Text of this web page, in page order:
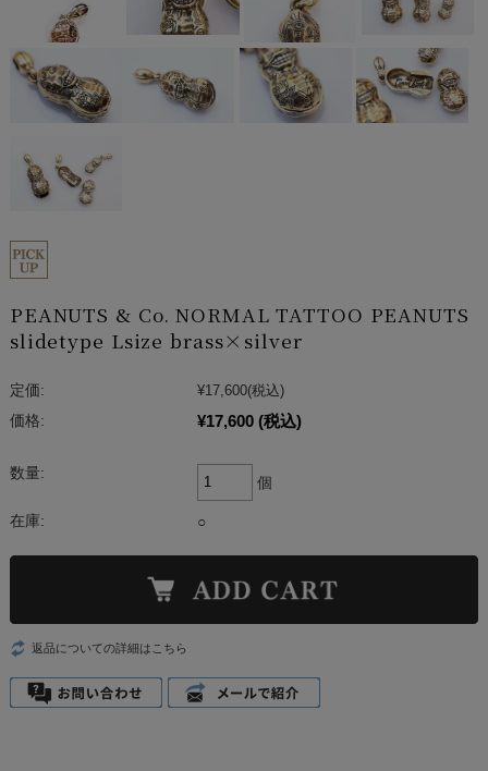
PEANUTS & Co. NORMAL TATTOO PEANUTS
slidetype Lsize brass×silver
定価: ¥17,600(税込)
価格:
¥17,600 (税込)
数量:
個
在庫: ○
返品についての詳細はこちら